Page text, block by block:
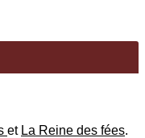
et La Reine des fées.